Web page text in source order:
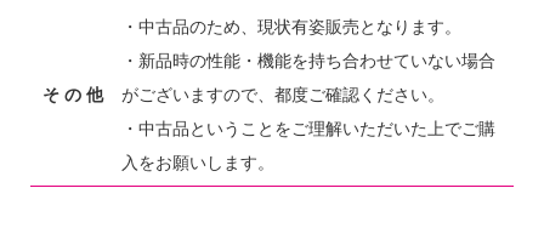
そ の 他
・中古品のため、現状有姿販売となります。
・新品時の性能・機能を持ち合わせていない場合
がございますので、都度ご確認ください。
・中古品ということをご理解いただいた上でご購
入をお願いします。